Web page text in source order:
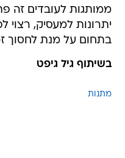
ממותגות לעובדים זה
יתרונות למעסיק, רצוי
בתחום על מנת לחסוך
בשיתוף גיל גיפט
מתנות